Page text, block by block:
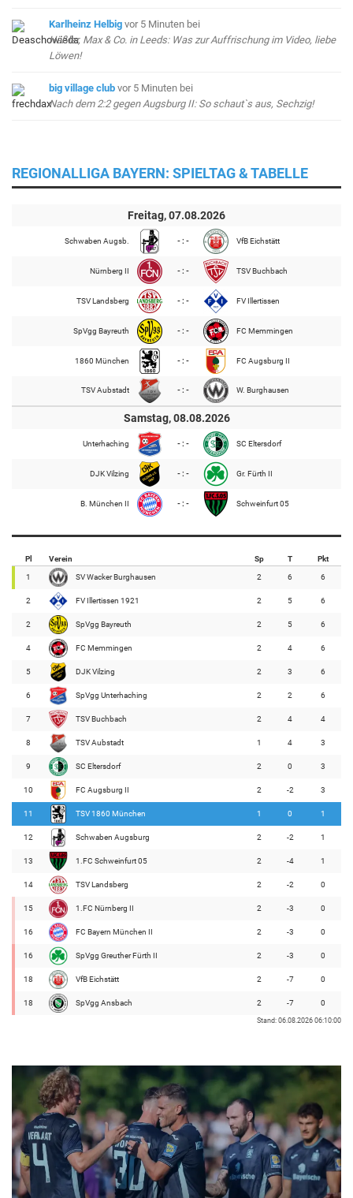
Karlheinz Helbig vor 5 Minuten bei
Häßler, Max & Co. in Leeds: Was zur Auffrischung im Video, liebe
Löwen!
big village club vor 5 Minuten bei
Nach dem 2:2 gegen Augsburg II: So schaut`s aus, Sechzig!
REGIONALLIGA BAYERN: SPIELTAG & TABELLE
Freitag, 07.08.2026
Schwaben Augsb. - : - VfB Eichstätt
Nürnberg II - : - TSV Buchbach
TSV Landsberg - : - FV Illertissen
SpVgg Bayreuth - : - FC Memmingen
1860 München - : - FC Augsburg II
TSV Aubstadt - : - W. Burghausen
Samstag, 08.08.2026
Unterhaching - : - SC Eltersdorf
DJK Vilzing - : - Gr. Fürth II
B. München II - : - Schweinfurt 05
Pl Verein Sp T Pkt
1 SV Wacker Burghausen 2 6 6
2 FV Illertissen 1921 2 5 6
2 SpVgg Bayreuth 2 5 6
4 FC Memmingen 2 4 6
5 DJK Vilzing 2 3 6
6 SpVgg Unterhaching 2 2 6
7 TSV Buchbach 2 4 4
8 TSV Aubstadt 1 4 3
9 SC Eltersdorf 2 0 3
10 FC Augsburg II 2 -2 3
11 TSV 1860 München 1 0 1
12 Schwaben Augsburg 2 -2 1
13 1.FC Schweinfurt 05 2 -4 1
14 TSV Landsberg 2 -2 0
15 1.FC Nürnberg II 2 -3 0
16 FC Bayern München II 2 -3 0
16 SpVgg Greuther Fürth II 2 -3 0
18 VfB Eichstätt 2 -7 0
18 SpVgg Ansbach 2 -7 0
Stand: 06.08.2026 06:10:00